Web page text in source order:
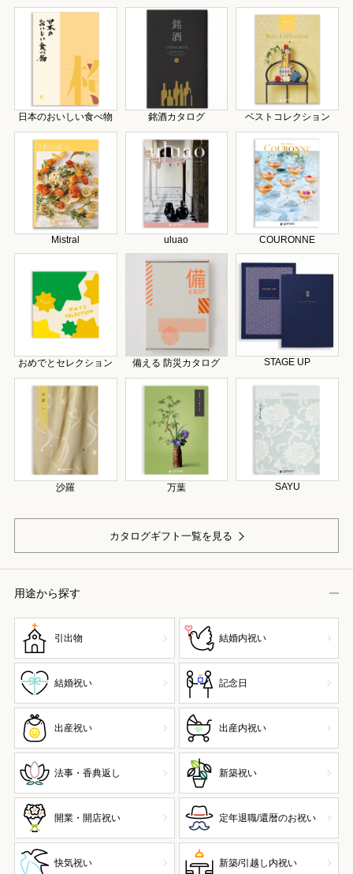
日本のおいしい食べ物 銘酒カタログ ベストコレクション
Mistral uluao COURONNE
おめでとセレクション 備える 防災カタログ STAGE UP
沙羅 万葉 SAYU
カタログギフト一覧を見る
用途から探す
引出物 結婚内祝い
結婚祝い 記念日
出産祝い 出産内祝い
法事・香典返し 新築祝い
開業・開店祝い 定年退職/還暦のお祝い
快気祝い 新築/引越し内祝い